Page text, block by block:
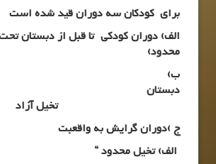
برای کودکان سه دوران قید شده است
الف) دوران کودکی تا قبل از دبستان
محدود)
ب)
تخیل آزاد
ج )دوران گرایش به واقعبت
الف) تخیل محدود “